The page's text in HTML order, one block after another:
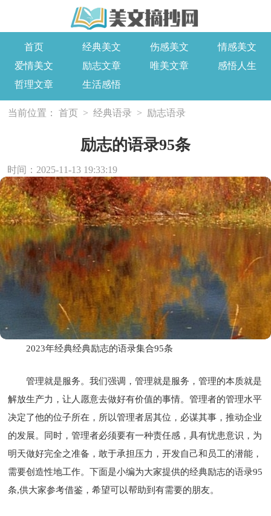
首页 经典美文 伤感美文
情感美文
爱情美文
励志文章 唯美文章
感悟人生
哲理文章
生活感悟
当前位置： 首页 > 经典语录 > 励志语录
励志的语录95条
时间：2025-11-13 19:33:19
2023年经典经典励志的语录集合95条
管理就是服务。我们强调，管理就是服务，管理的本质就是
解放生产力，让人愿意去做好有价值的事情。管理者的管理水平
决定了他的位子所在，所以管理者居其位，必谋其事，推动企业
的发展。同时，管理者必须要有一种责任感，具有忧患意识，为
明天做好完全之准备，敢于承担压力，开发自己和员工的潜能，
需要创造性地工作。下面是小编为大家提供的经典励志的语录95
条,供大家参考借鉴，希望可以帮助到有需要的朋友。